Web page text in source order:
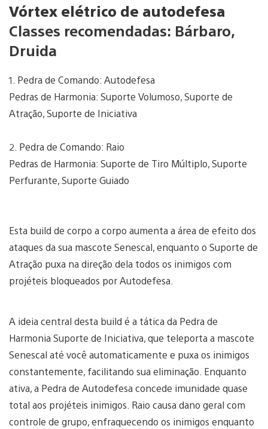
Vórtex elétrico de autodefesa
Classes recomendadas: Bárbaro,
Druida
1. Pedra de Comando: Autodefesa
Pedras de Harmonia: Suporte Volumoso, Suporte de
Atração, Suporte de Iniciativa
2. Pedra de Comando: Raio
Pedras de Harmonia: Suporte de Tiro Múltiplo, Suporte
Perfurante, Suporte Guiado
Esta build de corpo a corpo aumenta a área de efeito dos
ataques da sua mascote Senescal, enquanto o Suporte de
Atração puxa na direção dela todos os inimigos com
projéteis bloqueados por Autodefesa.
A ideia central desta build é a tática da Pedra de
Harmonia Suporte de Iniciativa, que teleporta a mascote
Senescal até você automaticamente e puxa os inimigos
constantemente, facilitando sua eliminação. Enquanto
ativa, a Pedra de Autodefesa concede imunidade quase
total aos projéteis inimigos. Raio causa dano geral com
controle de grupo, enfraquecendo os inimigos enquanto